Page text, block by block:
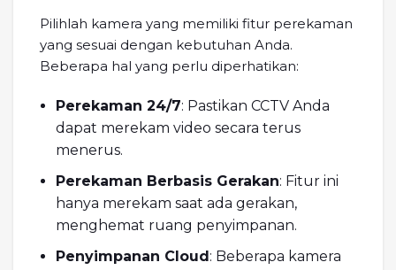
Pilihlah kamera yang memiliki fitur perekaman
yang sesuai dengan kebutuhan Anda.
Beberapa hal yang perlu diperhatikan:
Perekaman 24/7: Pastikan CCTV Anda
dapat merekam video secara terus
menerus.
Perekaman Berbasis Gerakan: Fitur ini
hanya merekam saat ada gerakan,
menghemat ruang penyimpanan.
Penyimpanan Cloud: Beberapa kamera